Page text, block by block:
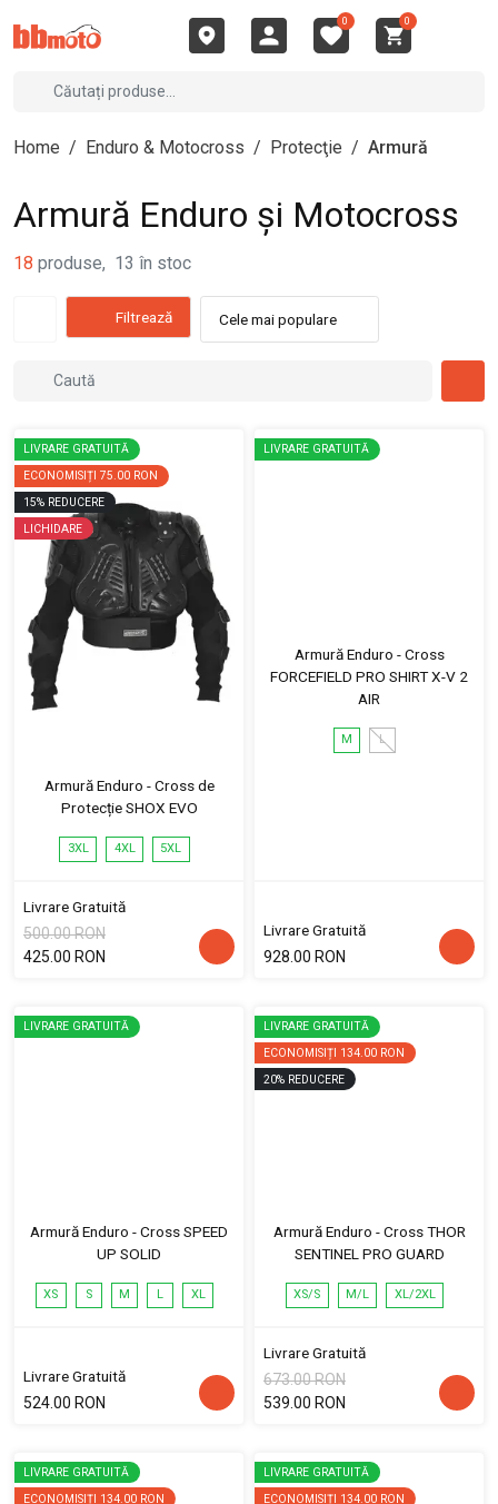
0 0
Home / Enduro & Motocross / Protecţie / Armură
Armură Enduro și Motocross
18 produse, 13 în stoc
Filtrează Cele mai populare
LIVRARE GRATUITĂ
ECONOMISIȚI 75.00 RON
15% REDUCERE
LICHIDARE
Armură Enduro - Cross de
Protecție SHOX EVO
3XL 4XL 5XL
Livrare Gratuită
500.00 RON
425.00 RON
LIVRARE GRATUITĂ
Armură Enduro - Cross
FORCEFIELD PRO SHIRT X-V 2
AIR
M L
Livrare Gratuită
928.00 RON
LIVRARE GRATUITĂ
Armură Enduro - Cross SPEED
UP SOLID
XS S M L XL
Livrare Gratuită
524.00 RON
LIVRARE GRATUITĂ
ECONOMISIȚI 134.00 RON
20% REDUCERE
Armură Enduro - Cross THOR
SENTINEL PRO GUARD
XS/S M/L XL/2XL
Livrare Gratuită
673.00 RON
539.00 RON
LIVRARE GRATUITĂ
ECONOMISIȚI 134.00 RON
LIVRARE GRATUITĂ
ECONOMISIȚI 134.00 RON